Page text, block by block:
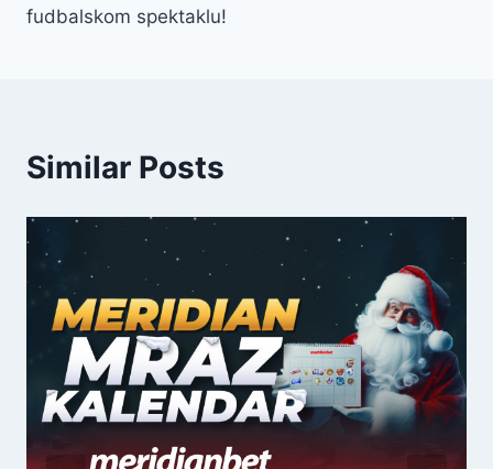
fudbalskom spektaklu!
Similar Posts